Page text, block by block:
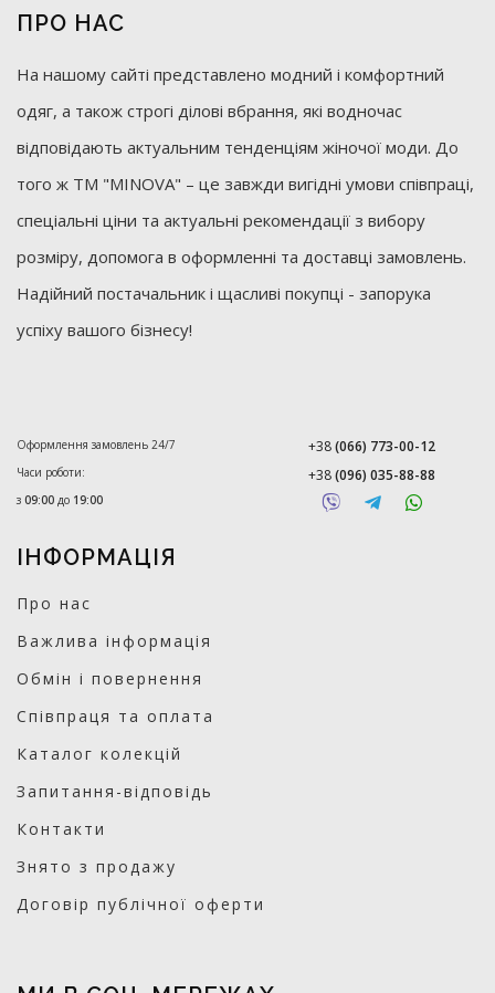
ПРО НАС
На нашому сайті представлено модний і комфортний
одяг, а також строгі ділові вбрання, які водночас
відповідають актуальним тенденціям жіночої моди. До
того ж ТМ "MINOVA" – це завжди вигідні умови співпраці,
спеціальні ціни та актуальні рекомендації з вибору
розміру, допомога в оформленні та доставці замовлень.
Надійний постачальник і щасливі покупці - запорука
успіху вашого бізнесу!
Оформлення замовлень 24/7
Часи роботи:
з 09:00 до 19:00
+38(066) 773-00-12
+38(096) 035-88-88
ІНФОРМАЦІЯ
Про нас
Важлива інформація
Обмін і повернення
Співпраця та оплата
Каталог колекцій
Запитання-відповідь
Контакти
Знято з продажу
Договір публічної оферти